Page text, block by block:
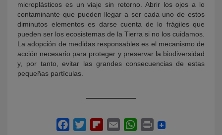
microplásticos es un viaje sin retorno. Abrir los ojos a lo
contaminante que pueden llegar a ser cada uno de estos
diminutos elementos es darse cuenta de lo frágiles que
pueden ser los ecosistemas de la Tierra si no los cuidamos.
La adopción de medidas responsables es el mecanismo de
acción necesario para proteger y preservar la biodiversidad
y, por tanto, evitar las grandes consecuencias de estas
pequeñas partículas.